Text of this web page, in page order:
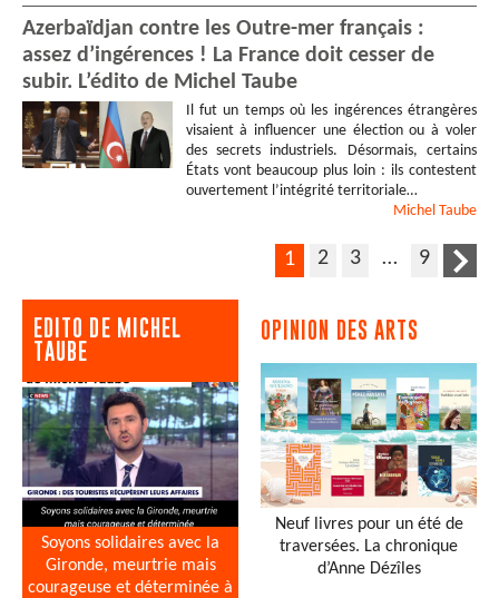
Azerbaïdjan contre les Outre-mer français :
assez d’ingérences ! La France doit cesser de
subir. L’édito de Michel Taube
Il fut un temps où les ingérences étrangères
visaient à influencer une élection ou à voler
des secrets industriels. Désormais, certains
États vont beaucoup plus loin : ils contestent
ouvertement l’intégrité territoriale…
Michel Taube
1 2 3 … 9
EDITO DE MICHEL
TAUBE
Soyons solidaires avec la
Gironde, meurtrie mais
courageuse et déterminée à
OPINION DES ARTS
Neuf livres pour un été de
traversées. La chronique
d’Anne Dézîles